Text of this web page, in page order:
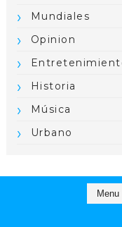
Mundiales
Opinion
Historia
Música
Urbano